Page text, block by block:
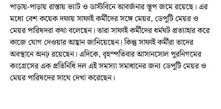
পাড়ায়-পাড়ায় রাস্তায় ভ্যাট ও ডাস্টবিনে আবর্জনার স্তূপ জমে রয়েছে। এর
মধ্যে বেশ কয়েক দফায় সাফাই কর্মীদের সঙ্গে মেয়র, ডেপুটি মেয়র ও
মেয়র পারিষদরা কথা বলেছেন। তারা সাফাই কর্মীদের ধর্মঘট প্রত্যাহার করে
কাজে যোগ দেওয়ার আহ্বান জানিয়েছেন। কিন্তু সাফাই কর্মীরা তাদের
অবস্থানে অনঢ় রয়েছেন। এদিকে, বৃহস্পতিবার আসানসোল পুরনিগমের
কংগ্রেসের এক প্রতিনিধি দল এই সমস্যা সমাধানের জন্য ডেপুটি মেয়র ও
মেয়র পারিষদের সাথে দেখা করেছেন।